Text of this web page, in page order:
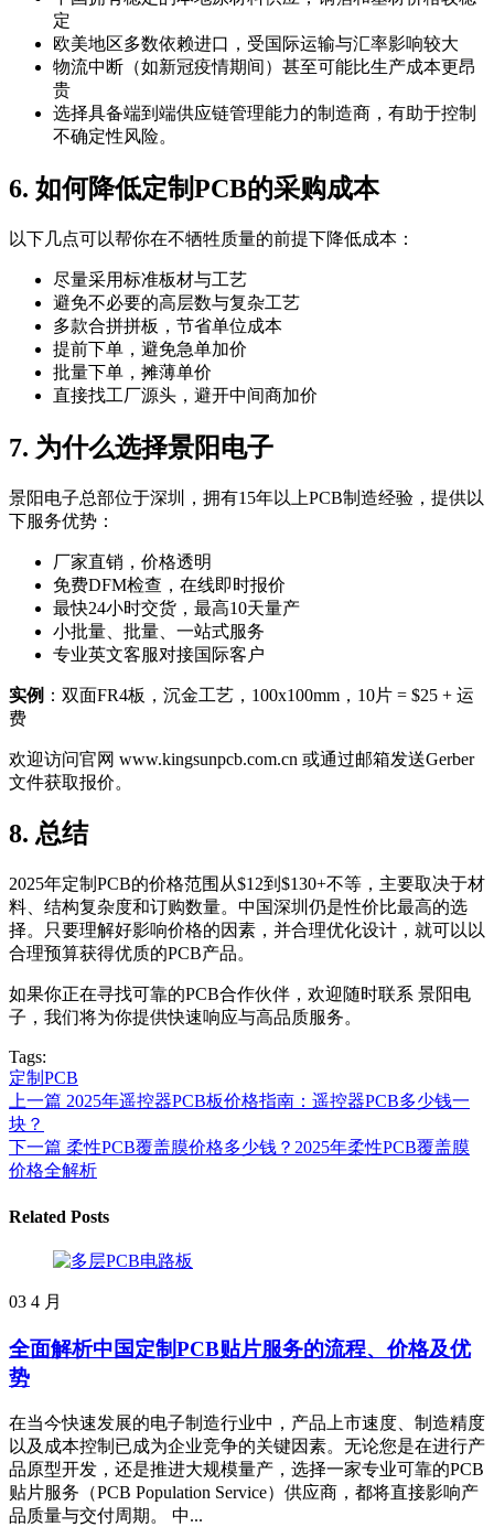
定
欧美地区多数依赖进口，受国际运输与汇率影响较大
物流中断（如新冠疫情期间）甚至可能比生产成本更昂
贵
选择具备端到端供应链管理能力的制造商，有助于控制
不确定性风险。
6. 如何降低定制PCB的采购成本
以下几点可以帮你在不牺牲质量的前提下降低成本：
尽量采用标准板材与工艺
避免不必要的高层数与复杂工艺
多款合拼拼板，节省单位成本
提前下单，避免急单加价
批量下单，摊薄单价
直接找工厂源头，避开中间商加价
7. 为什么选择景阳电子
景阳电子总部位于深圳，拥有15年以上PCB制造经验，提供以
下服务优势：
厂家直销，价格透明
免费DFM检查，在线即时报价
最快24小时交货，最高10天量产
小批量、批量、一站式服务
专业英文客服对接国际客户
实例 ：双面FR4板，沉金工艺，100x100mm，10片 = $25 + 运
费
欢迎访问官网 www.kingsunpcb.com.cn 或通过邮箱发送Gerber
文件获取报价。
8. 总结
2025年定制PCB的价格范围从$12到$130+不等，主要取决于材
料、结构复杂度和订购数量。中国深圳仍是性价比最高的选
择。只要理解好影响价格的因素，并合理优化设计，就可以以
合理预算获得优质的PCB产品。
如果你正在寻找可靠的PCB合作伙伴，欢迎随时联系 景阳电
子，我们将为你提供快速响应与高品质服务。
Tags:
定制PCB
上一篇 2025年遥控器PCB板价格指南：遥控器PCB多少钱一
块？
下一篇 柔性PCB覆盖膜价格多少钱？2025年柔性PCB覆盖膜
价格全解析
Related Posts
03 4 月
全面解析中国定制PCB贴片服务的流程、价格及优
势
在当今快速发展的电子制造行业中，产品上市速度、制造精度
以及成本控制已成为企业竞争的关键因素。无论您是在进行产
品原型开发，还是推进大规模量产，选择一家专业可靠的PCB
贴片服务（PCB Population Service）供应商，都将直接影响产
品质量与交付周期。 中...